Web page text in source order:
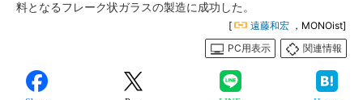
料となるフレーク状ガラスの製造に成功した。
[ 遠藤和宏 ，MONOist]
PC用表示
関連情報